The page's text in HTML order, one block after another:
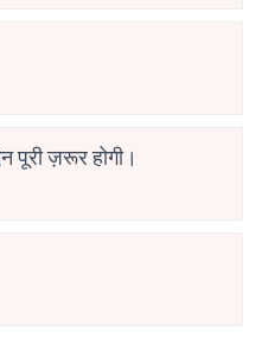
पूरी ज़रूर होगी।